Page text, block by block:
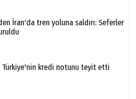
İran'da tren yoluna saldırı: Seferler
Türkiye'nin kredi notunu teyit etti